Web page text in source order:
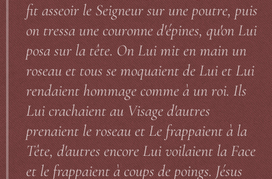
fit asseoir le Seigneur sur une poutre, puis
on tressa une couronne d'épines, qu'on Lui
posa sur la tête. On Lui mit en main un
roseau et tous se moquaient de Lui et Lui
rendaient hommage comme à un roi. Ils
Lui crachaient au Visage d'autres
prenaient le roseau et Le frappaient à la
Tête, d'autres encore Lui voilaient la Face
et le frappaient à coups de poings. Jésus